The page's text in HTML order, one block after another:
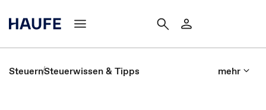
SteuernSteuerwissen & Tipps mehr